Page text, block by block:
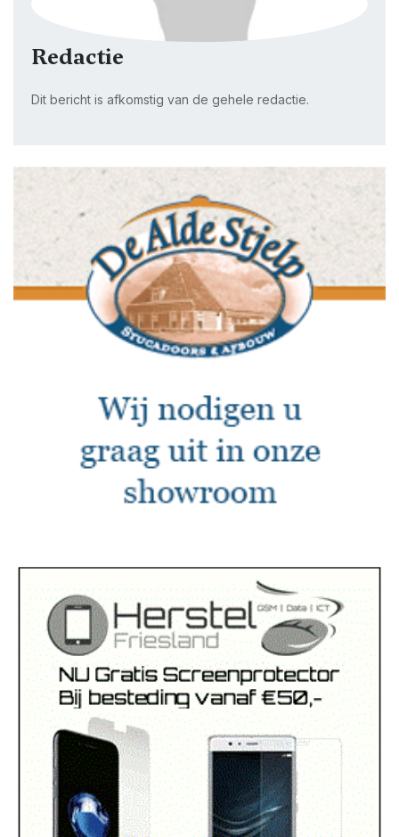
Redactie
Dit bericht is afkomstig van de gehele redactie.